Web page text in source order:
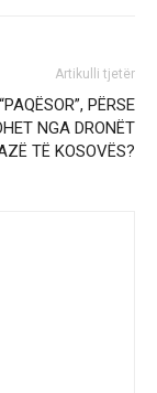
Artikulli tjetër
PËRSE
NGA DRONËT
TË KOSOVËS?